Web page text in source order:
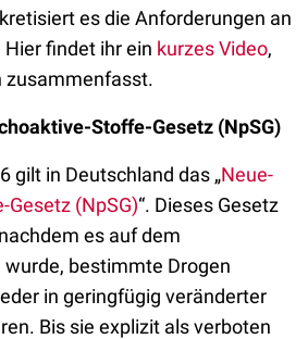
es die Anforderungen an
findet ihr ein kurzes Video,
zusammenfasst.
Stoffe-Gesetz (NpSG)
gilt in Deutschland das „Neue-
(NpSG)“. Dieses Gesetz
es auf dem
bestimmte Drogen
in geringfügig veränderter
Bis sie explizit als verboten